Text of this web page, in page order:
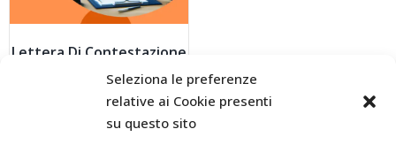
Seleziona le preferenze
relative ai Cookie presenti
su questo sito
Lettera Di Contestazione
100,00€
AGGIUNGI AL CARRELLO